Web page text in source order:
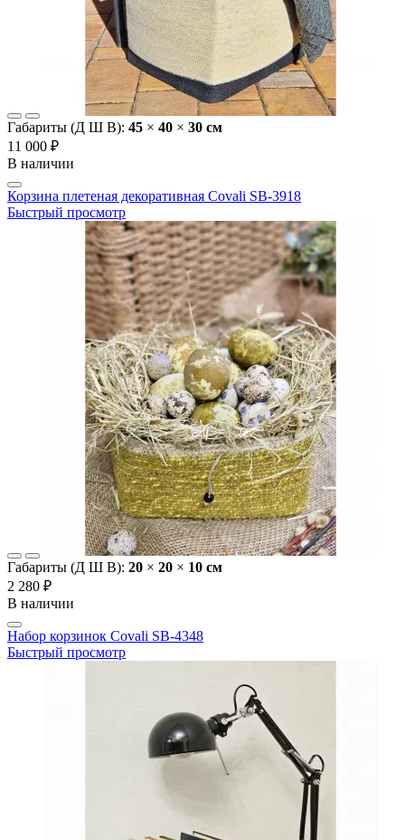
Габариты (Д Ш В): 45 × 40 × 30 cм
11 000 ₽
В наличии
Корзина плетеная декоративная Covali SB-3918
Быстрый просмотр
Габариты (Д Ш В): 20 × 20 × 10 cм
2 280 ₽
В наличии
Набор корзинок Covali SB-4348
Быстрый просмотр